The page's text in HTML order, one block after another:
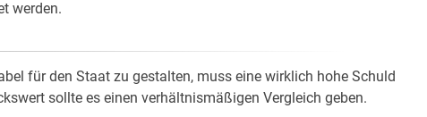
werden.
für den Staat zu gestalten, muss eine wirklich hohe Schuld
sollte es einen verhältnismäßigen Vergleich geben.